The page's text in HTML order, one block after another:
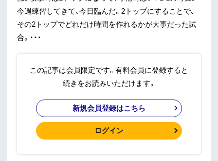
今週練習してきて、今日臨んだ。2トップにすることで、
その2トップでどれだけ時間を作れるかが大事だった試
合。・・・
この記事は会員限定です。有料会員に登録すると
続きをお読みいただけます。
新規会員登録はこちら
ログイン